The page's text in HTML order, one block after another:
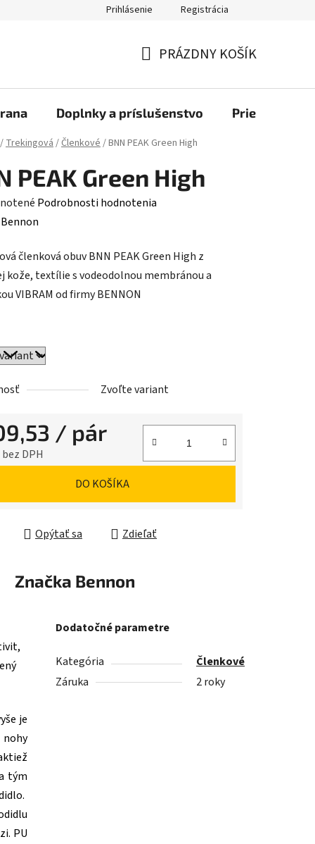
Prihlásenie Registrácia
KOŠÍK
PRÁZDNY KOŠÍK
Doplnky a príslušenstvo Priemyselné
/Trekingová/Členkové/BNN PEAK Green High
PEAK Green High
Podrobnosti hodnotenia
Bennon
členková obuv BNN PEAK Green High z
kože, textílie s vodeodolnou membránou a
VIBRAM od firmy BENNON
Zvoľte variant
/ pár
DPH
DO KOŠÍKA
Opýtať sa Zdieľať
Značka Bennon
je
tým
PU
Dodatočné parametre
Kategória
Členkové
Záruka
2 roky